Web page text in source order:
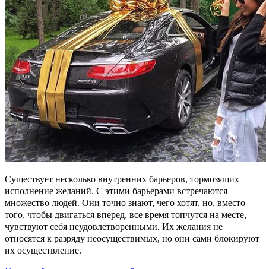
Существует несколько внутренних барьеров, тормозящих
исполнение желаний. С этими барьерами встречаются
множество людей. Они точно знают, чего хотят, но, вместо
того, чтобы двигаться вперед, все время топчутся на месте,
чувствуют себя неудовлетворенными. Их желания не
относятся к разряду неосуществимых, но они сами блокируют
их осуществление.